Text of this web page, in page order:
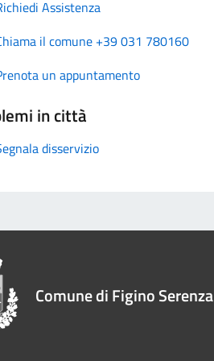
Assistenza
il comune +39 031 780160
un appuntamento
in città
disservizio
Comune di Figino Serenza